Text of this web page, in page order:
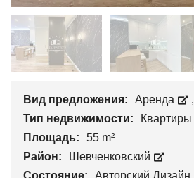
Вид предложения: Аренда ,
Тип недвижимости:
Квартиры
Площадь:
55 m²
Район:
Шевченковский